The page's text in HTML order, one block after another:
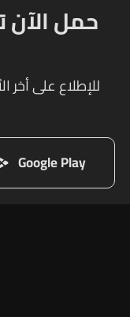
للإطلاع على أخر
Google Play